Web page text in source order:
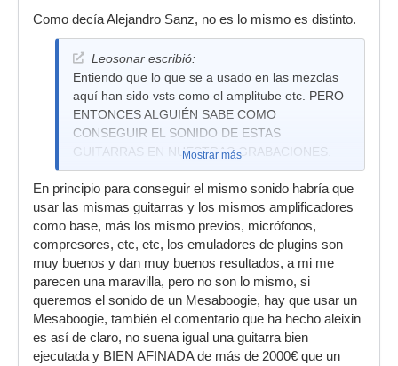
Como decía Alejandro Sanz, no es lo mismo es distinto.
Leosonar escribió:
Entiendo que lo que se a usado en las mezclas
aquí han sido vsts como el amplitube etc. PERO
ENTONCES ALGUIÉN SABE COMO
CONSEGUIR EL SONIDO DE ESTAS
GUITARRAS EN NUESTRAS GRABACIONES.
EFECTOS DEDICADOS PARA LA GUITARRA
PARA LOGRARLO?
¿ES CUESTIÓN DE ALGÚN PROCESO EN LA
MEZCLA QUE LE DA ESA BELLEZA Y VIDA A
LAS GUITARRAS?
PORQUE HAY QUE SER CONCIENTE QUE EL
SONIDO QUE ELLOS TIENEN EN VIVO ES MUY
DIFERENTE QUE EN LA GRABACIÓN, EN LA
Mostrar más
En principio para conseguir el mismo sonido habría que
usar las mismas guitarras y los mismos amplificadores
como base, más los mismo previos, micrófonos,
compresores, etc, etc, los emuladores de plugins son
muy buenos y dan muy buenos resultados, a mi me
parecen una maravilla, pero no son lo mismo, si
queremos el sonido de un Mesaboogie, hay que usar un
Mesaboogie, también el comentario que ha hecho aleixin
es así de claro, no suena igual una guitarra bien
ejecutada y BIEN AFINADA de más de 2000€ que un